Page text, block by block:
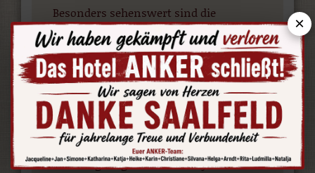
Besonders sehenswert sind die
Johanneskirche und das ehemalige
Franziskanerkloster, das heute
Stadtmuseum ist.
Saalfeld liegt im malerischen Saaletal
am Rande des Thüringer
Schiefergebirges inmitten idyllischer
×